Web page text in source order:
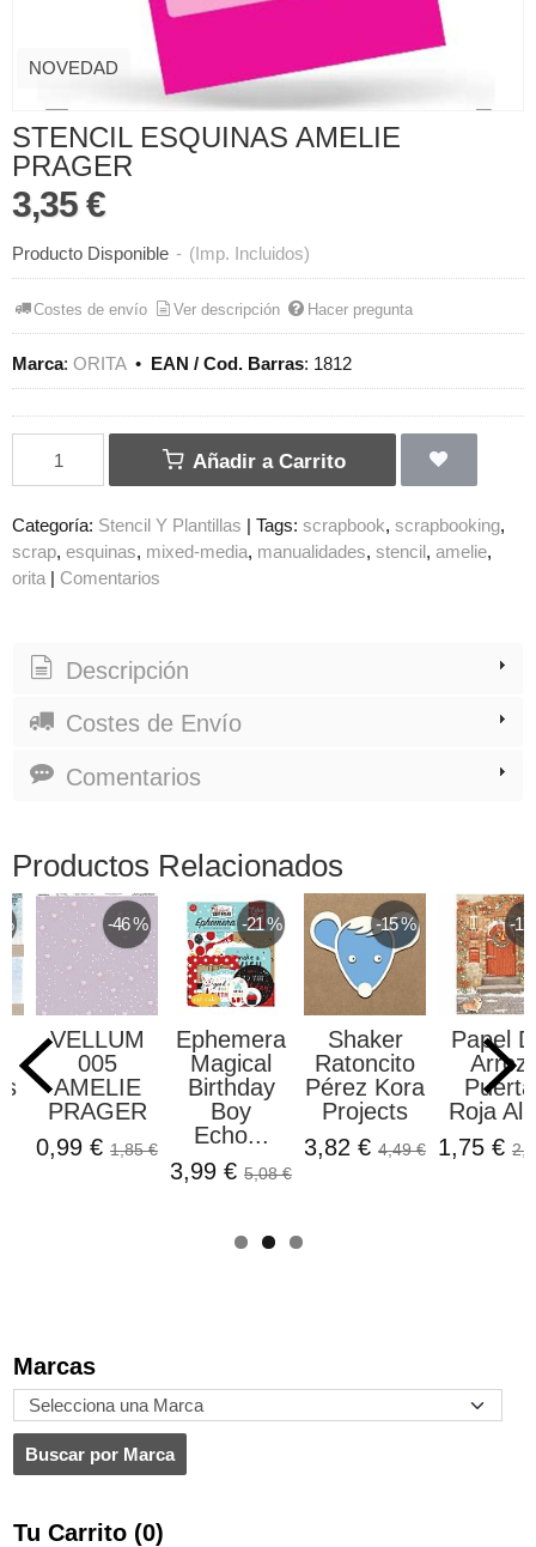
Marcas
Tu Carrito (0)
NOVEDAD
STENCIL ESQUINAS AMELIE
PRAGER
3,35 €
Producto Disponible - (Imp. Incluidos)
Costes de envío Ver descripción Hacer pregunta
Marca: ORITA• EAN / Cod. Barras: 1812
Añadir a Carrito
Categoría: Stencil Y Plantillas Tags: scrapbook scrapbooking
scrap esquinas mixed-media manualidades stencil
amelie
orita
Comentarios
Descripción
Costes de Envío
Comentarios
Productos Relacionados
-46 %
VELLUM
005
AMELIE
PRAGER
0,99 € 1,85 €
-21 %
Ephemera
Magical
Birthday
Boy
Echo...
3,99 € 5,08 €
-15 %
Shaker
Ratoncito
Pérez Kora
Projects
3,82 € 4,49 €
-17
Papel
Arroz
Puerta
Roja
1,75 €